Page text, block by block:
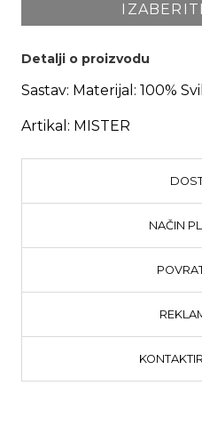
Detalji o proizvodu
Sastav: Materijal: 100%
Artikal: MISTER
NAČIN